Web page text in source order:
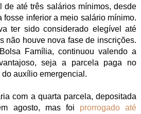
de até três salários mínimos, desde
fosse inferior a meio salário mínimo.
ter sido considerado elegível até
não houve nova fase de inscrições.
Família, continuou valendo a
seja a parcela paga no
auxílio emergencial.
com a quarta parcela, depositada
agosto, mas foi prorrogado até